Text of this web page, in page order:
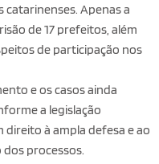
catarinenses. Apenas a
de 17 prefeitos, além
de participação nos
e os casos ainda
a legislação
à ampla defesa e ao
processos.